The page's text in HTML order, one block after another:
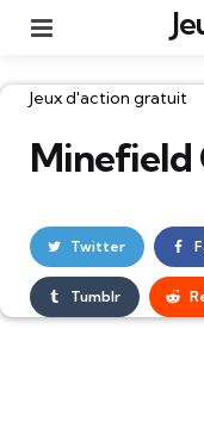
Catégories
Jeux d'action gratuit
Minefield
Twitter
Tumblr